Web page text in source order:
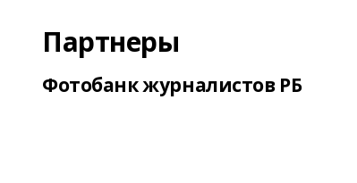
Партнеры
Фотобанк журналистов РБ